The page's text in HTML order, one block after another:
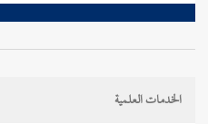
الخدمات العلمية